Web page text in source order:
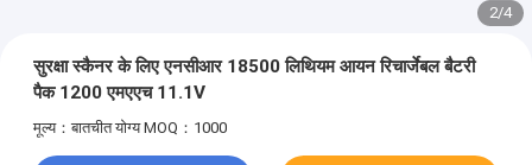
2/4
सुरक्षा स्कैनर के लिए एनसीआर 18500 लिथियम आयन रिचार्जेबल बैटरी
पैक 1200 एमएएच 11.1V
मूल्य：बातचीत योग्य MOQ：1000